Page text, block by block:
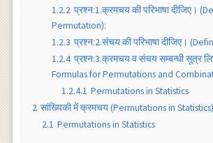
1.2.2 प्रश्न:1.क्रमचय की परिभाषा दीजिए।
Permutation):
1.2.3 प्रश्न:2.संचय की परिभाषा दीजिए।
1.2.4 प्रश्न:3.क्रमचय व संचय सम्बन्धी सूत्र
Formulas for Permutations and
1.2.4.1 Permutations in Statistics
2 सांख्यिकी में क्रमचय (Permutations in Statistics)
2.1 Permutations in Statistics